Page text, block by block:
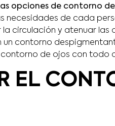
opciones de contorno
necesidades de cada
circulación y atenuar las
un contorno
de ojos con todo
EL